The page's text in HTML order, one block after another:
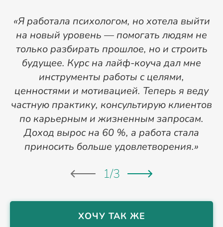
«Я работала психологом, но хотела выйти
на новый уровень — помогать людям не
только разбирать прошлое, но и строить
будущее. Курс на лайф-коуча дал мне
инструменты работы с целями,
ценностями и мотивацией. Теперь я веду
частную практику, консультирую клиентов
по карьерным и жизненным запросам.
Доход вырос на 60 %, а работа стала
приносить больше удовлетворения.»
1/3
ХОЧУ ТАК ЖЕ